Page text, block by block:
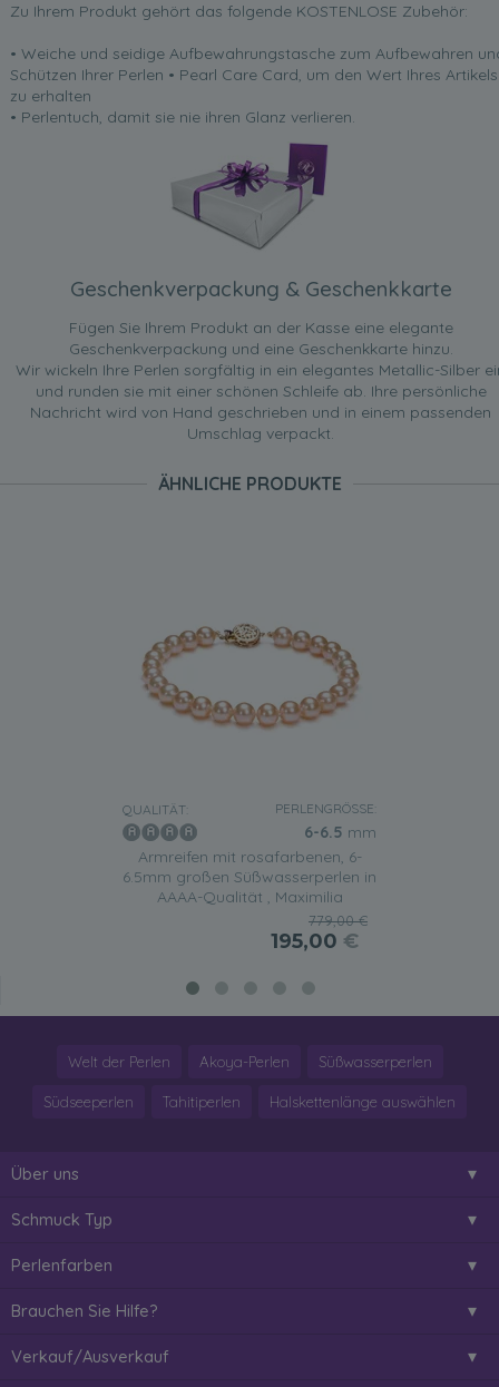
Zu Ihrem Produkt gehört das folgende KOSTENLOSE Zubehör:
• Weiche und seidige Aufbewahrungstasche zum Aufbewahren
Schützen Ihrer Perlen • Pearl Care Card, um den Wert Ihres Artikels
zu erhalten
• Perlentuch, damit sie nie ihren Glanz verlieren.
Geschenkverpackung & Geschenkkarte
Fügen Sie Ihrem Produkt an der Kasse eine elegante
Geschenkverpackung und eine Geschenkkarte hinzu.
Wir wickeln Ihre Perlen sorgfältig in ein elegantes Metallic-Silber
und runden sie mit einer schönen Schleife ab. Ihre persönliche
Nachricht wird von Hand geschrieben und in einem passenden
Umschlag verpackt.
ÄHNLICHE PRODUKTE
QUALITÄT: PERLENGRÖSSE:
6-6.5 mm
Armreifen mit rosafarbenen, 6-
6.5mm großen Süßwasserperlen in
AAAA-Qualität , Maximilia
779,00 €
195,00 €
Welt der Perlen Akoya-Perlen Süßwasserperlen
Südseeperlen Tahitiperlen Halskettenlänge auswählen
Über uns
Schmuck Typ
Perlenfarben
Brauchen Sie Hilfe?
Verkauf/Ausverkauf